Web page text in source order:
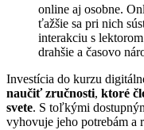
online aj osobne.
ťažšie sa pri nich
interakciu s
drahšie a časovo
Investícia do kurzu
naučiť zručnosti, ktoré
svete. S toľkými
vyhovuje jeho potrebám a